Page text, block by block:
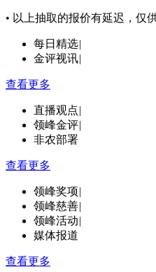
• 以上抽取的报价有延迟，仅
每日精选|
金评视讯|
查看更多
直播观点|
领峰金评|
非农部署
查看更多
领峰奖项|
领峰慈善|
领峰活动|
媒体报道
查看更多